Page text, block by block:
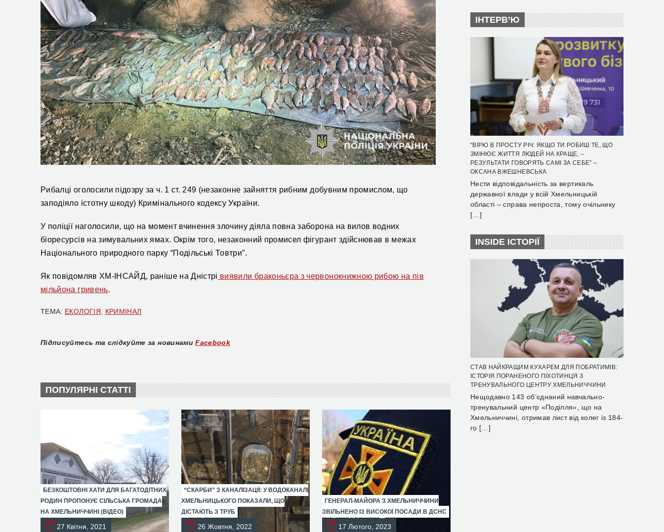
Рибалці оголосили підозру за ч. 1 ст. 249 (незаконне зайняття рибним добувним промислом, що
заподіяло істотну шкоду) Кримінального кодексу України.
У поліції наголосили, що на момент вчинення злочину діяла повна заборона на вилов водних
біоресурсів на зимувальних ямах. Окрім того, незаконний промисел фігурант здійснював в межах
Національного природного парку “Подільські Товтри”.
Як повідомляв ХМ-ІНСАЙД, раніше на Дністрі виявили браконьєра з червонокнижною рибою на пів
мільйона гривень.
ТЕМА: ЕКОЛОГІЯ КРИМІНАЛ
Підписуйтесь та слідкуйте за новинами Facebook
ПОПУЛЯРНІ СТАТТІ
БЕЗКОШТОВНІ ХАТИ ДЛЯ БАГАТОДІТНИХ
РОДИН ПРОПОНУЄ СІЛЬСЬКА ГРОМАДА
НА ХМЕЛЬНИЧЧИНІ (ВІДЕО)
27 Квітня, 2021
“СКАРБИ” З КАНАЛІЗАЦІЇ: У ВОДОКАНАЛІ
ХМЕЛЬНИЦЬКОГО ПОКАЗАЛИ, ЩО
ДІСТАЮТЬ З ТРУБ
26 Жовтня, 2022
ГЕНЕРАЛ-МАЙОРА З ХМЕЛЬНИЧЧИНИ
ЗВІЛЬНЕНО ІЗ ВИСОКОЇ ПОСАДИ В ДСНС
17 Лютого, 2023
ІНТЕРВ’Ю
“ВІРЮ В ПРОСТУ РІЧ: ЯКЩО ТИ РОБИШ ТЕ, ЩО
ЗМІНЮЄ ЖИТТЯ ЛЮДЕЙ НА КРАЩЕ, –
РЕЗУЛЬТАТИ ГОВОРЯТЬ САМІ ЗА СЕБЕ” –
ОКСАНА ВЖЕШНЕВСЬКА
Нести відповідальність за вертикаль
державної влади у всій Хмельницькій
області – справа непроста, тому очільнику
[…]
INSIDE ІСТОРІЇ
СТАВ НАЙКРАЩИМ КУХАРЕМ ДЛЯ ПОБРАТИМІВ:
ІСТОРІЯ ПОРАНЕНОГО ПІХОТИНЦЯ З
ТРЕНУВАЛЬНОГО ЦЕНТРУ ХМЕЛЬНИЧЧИНИ
Нещодавно 143 об’єднаний навчально-
тренувальний центр «Поділля», що на
Хмельниччині, отримав лист від колег із 184-
го […]